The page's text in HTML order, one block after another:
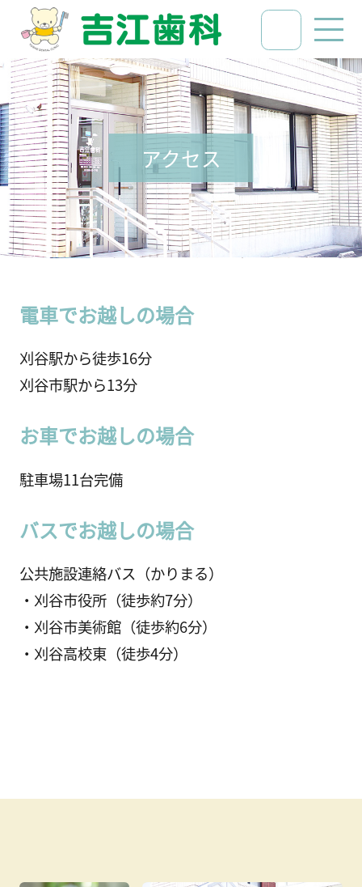
アクセス
電車でお越しの場合
刈谷駅から徒歩16分
刈谷市駅から13分
お車でお越しの場合
駐車場11台完備
バスでお越しの場合
公共施設連絡バス（かりまる）
・刈谷市役所（徒歩約7分）
・刈谷市美術館（徒歩約6分）
・刈谷高校東（徒歩4分）